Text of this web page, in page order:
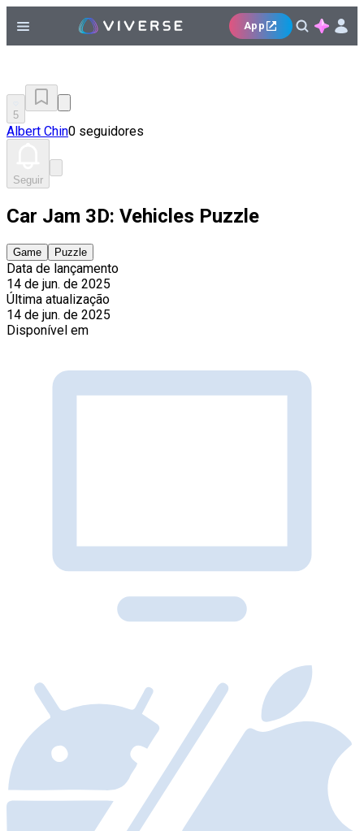
App
5
Albert Chin0 seguidores
Seguir
Car Jam 3D: Vehicles Puzzle
Game Puzzle
Data de lançamento
14 de jun. de 2025
Última atualização
14 de jun. de 2025
Disponível em